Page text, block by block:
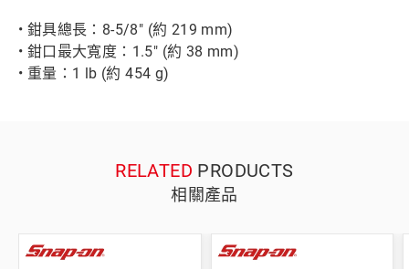
• 鉗具總長：8-5/8" (約 219 mm)
• 鉗口最大寬度：1.5" (約 38 mm)
• 重量：1 lb (約 454 g)
RELATED PRODUCTS
相關產品